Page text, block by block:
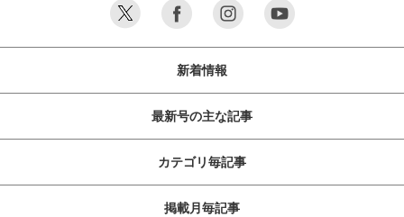
新着情報
最新号の主な記事
カテゴリ毎記事
掲載月毎記事